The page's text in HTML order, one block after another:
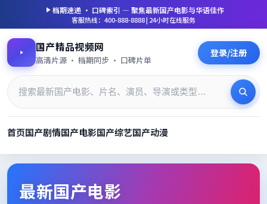
档期速递 · 口碑索引 — 聚焦最新国产电影与华语佳作
客服热线：400-888-8888 | 24小时在线服务
国产精品视频网
高清片源 · 档期同步 · 口碑片单
登录/注册
首页国产剧情国产电影国产综艺国产动漫
最新国产电影_高清片单档期
最新国产电影